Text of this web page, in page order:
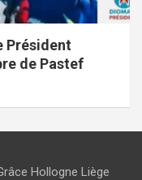
Président
de Pastef
Hollogne Liège